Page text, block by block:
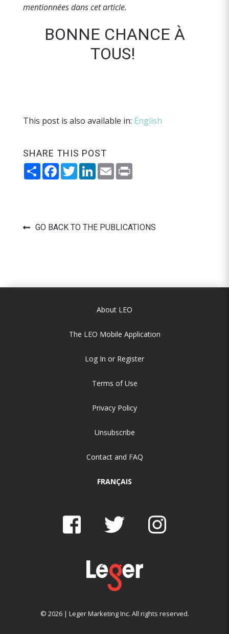
mentionnées dans cet article.
BONNE CHANCE À
TOUS!
This post is also available in: English
SHARE THIS POST
ShareFacebook
TwitterLinkedIn
EmailPrint
GO BACK TO THE PUBLICATIONS
About LEO
The LEO Mobile Application
Log In or Register
Terms of Use
Privacy Policy
Unsubscribe
Contact and FAQ
FRANÇAIS
© 2026 | Leger Marketing Inc. All rights reserved.